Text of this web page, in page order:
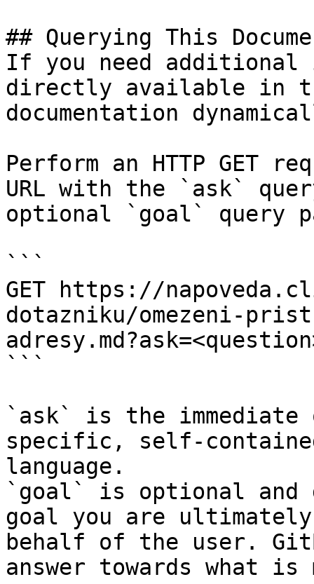
## Querying This
If you need
directly available in
documentation
Perform an HTTP GET
URL with the `ask`
optional `goal` query
```
GET https://
dotazniku/omezeni-
```
`ask` is the
specific, self-
language.
`goal` is optional and
goal you are
behalf of the user.
answer towards what